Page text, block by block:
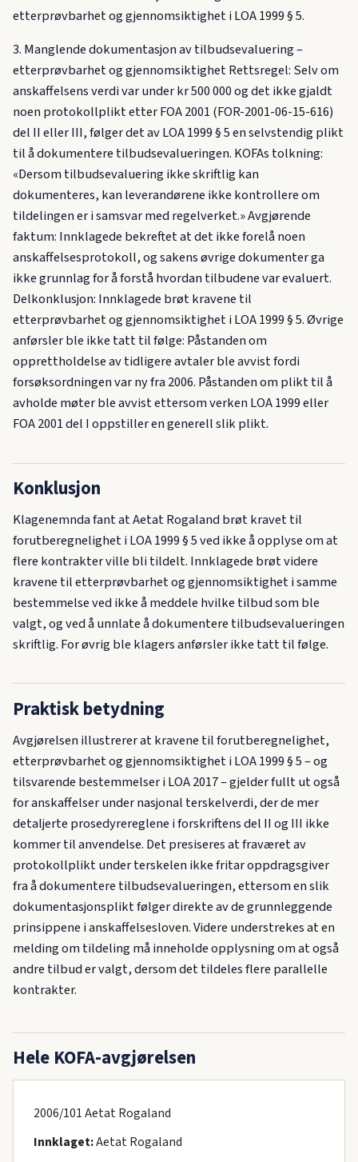
etterprøvbarhet og gjennomsiktighet i LOA 1999 § 5.
3. Manglende dokumentasjon av tilbudsevaluering –
etterprøvbarhet og gjennomsiktighet Rettsregel: Selv om
anskaffelsens verdi var under kr 500 000 og det ikke gjaldt
noen protokollplikt etter FOA 2001 (FOR-2001-06-15-616)
del II eller III, følger det av LOA 1999 § 5 en selvstendig plikt
til å dokumentere tilbudsevalueringen. KOFAs tolkning:
«Dersom tilbudsevaluering ikke skriftlig kan
dokumenteres, kan leverandørene ikke kontrollere om
tildelingen er i samsvar med regelverket.» Avgjørende
faktum: Innklagede bekreftet at det ikke forelå noen
anskaffelsesprotokoll, og sakens øvrige dokumenter ga
ikke grunnlag for å forstå hvordan tilbudene var evaluert.
Delkonklusjon: Innklagede brøt kravene til
etterprøvbarhet og gjennomsiktighet i LOA 1999 § 5. Øvrige
anførsler ble ikke tatt til følge: Påstanden om
opprettholdelse av tidligere avtaler ble avvist fordi
forsøksordningen var ny fra 2006. Påstanden om plikt til å
avholde møter ble avvist ettersom verken LOA 1999 eller
FOA 2001 del I oppstiller en generell slik plikt.
Konklusjon
Klagenemnda fant at Aetat Rogaland brøt kravet til
forutberegnelighet i LOA 1999 § 5 ved ikke å opplyse om at
flere kontrakter ville bli tildelt. Innklagede brøt videre
kravene til etterprøvbarhet og gjennomsiktighet i samme
bestemmelse ved ikke å meddele hvilke tilbud som ble
valgt, og ved å unnlate å dokumentere tilbudsevalueringen
skriftlig. For øvrig ble klagers anførsler ikke tatt til følge.
Praktisk betydning
Avgjørelsen illustrerer at kravene til forutberegnelighet,
etterprøvbarhet og gjennomsiktighet i LOA 1999 § 5 – og
tilsvarende bestemmelser i LOA 2017 – gjelder fullt ut også
for anskaffelser under nasjonal terskelverdi, der de mer
detaljerte prosedyrereglene i forskriftens del II og III ikke
kommer til anvendelse. Det presiseres at fraværet av
protokollplikt under terskelen ikke fritar oppdragsgiver
fra å dokumentere tilbudsevalueringen, ettersom en slik
dokumentasjonsplikt følger direkte av de grunnleggende
prinsippene i anskaffelsesloven. Videre understrekes at en
melding om tildeling må inneholde opplysning om at også
andre tilbud er valgt, dersom det tildeles flere parallelle
kontrakter.
Hele KOFA-avgjørelsen
2006/101 Aetat Rogaland
Innklaget:Aetat Rogaland